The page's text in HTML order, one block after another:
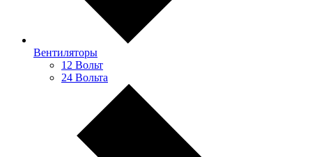
Вентиляторы
12 Вольт
24 Вольта